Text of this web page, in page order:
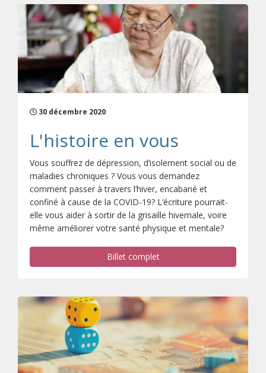
30 décembre 2020
L'histoire en vous
Vous souffrez de dépression, d’isolement social ou de
maladies chroniques ? Vous vous demandez
comment passer à travers l’hiver, encabané et
confiné à cause de la COVID-19? L’écriture pourrait-
elle vous aider à sortir de la grisaille hivernale, voire
même améliorer votre santé physique et mentale?
Billet complet